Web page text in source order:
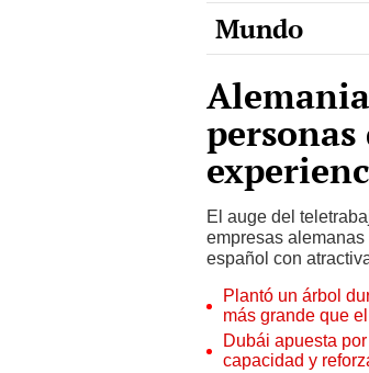
Mundo
El auge del
empresas
español con
Plantó un árbol
más grande que
Dubái apuesta
capacidad y